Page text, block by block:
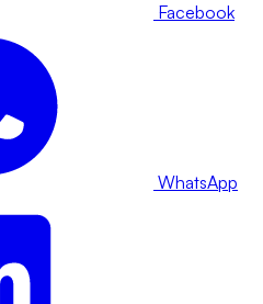
Facebook
WhatsApp